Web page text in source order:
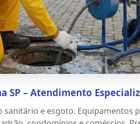
SP – Atendimento
e esgoto. Equipamentos